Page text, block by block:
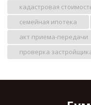
кадастровая
семейная ипотека
акт приема-передачи
проверка